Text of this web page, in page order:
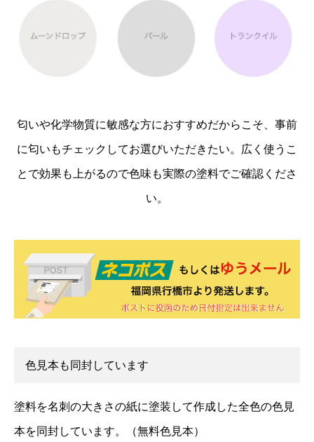
匂いや化学物質に敏感な方におすすめだからこそ、事前
に匂いもチェックしてお選びいただきたい。広く使うこ
とで効果も上がるので色味も実際の塗料でご確認くださ
い。
色見本も同封しています
塗料を名刺の大きさの紙に塗装して作成した全色の色見
本を同封しています。（無料色見本）